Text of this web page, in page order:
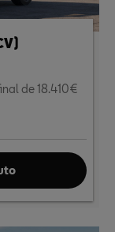
de 18.410€